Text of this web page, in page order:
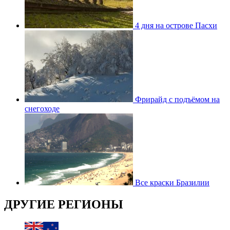
4 дня на острове Пасхи
Фрирайд с подъёмом на
снегоходе
Все краски Бразилии
ДРУГИЕ РЕГИОНЫ